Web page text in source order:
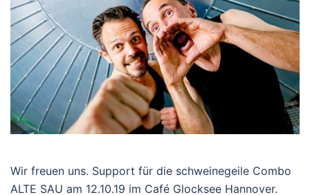
Wir freuen uns. Support für die schweinegeile Combo
ALTE SAU am 12.10.19 im Café Glocksee Hannover.